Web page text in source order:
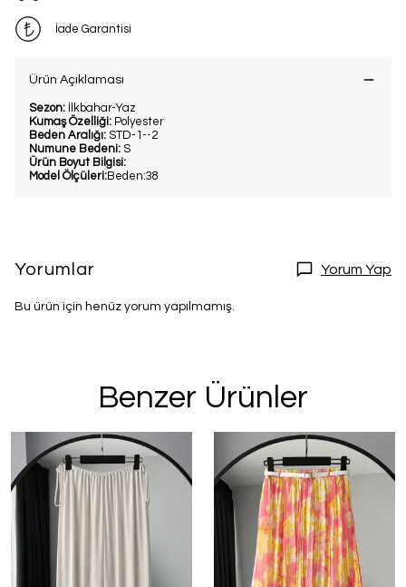
İade Garantisi
Ürün Açıklaması
Sezon: İlkbahar-Yaz
Kumaş Özelliği: Polyester
Beden Aralığı: STD-1--2
Numune Bedeni: S
Ürün Boyut Bilgisi:
Model Ölçüleri:Beden:38
Yorumlar Yorum Yap
Bu ürün için henüz yorum yapılmamış.
Benzer Ürünler